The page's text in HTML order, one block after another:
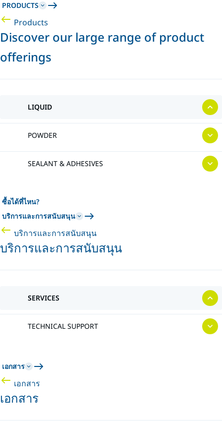
PRODUCTS
Products
Discover our large range of product
offerings
LIQUID
POWDER
SEALANT & ADHESIVES
ซื้อได้ที่ไหน?
บริการและการสนับสนุน
บริการและการสนับสนุน
บริการและการสนับสนุน
SERVICES
TECHNICAL SUPPORT
เอกสาร
เอกสาร
เอกสาร